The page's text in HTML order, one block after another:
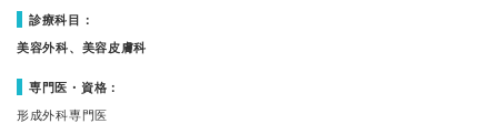
診療科目：
美容外科、美容皮膚科
専門医・資格：
形成外科専門医